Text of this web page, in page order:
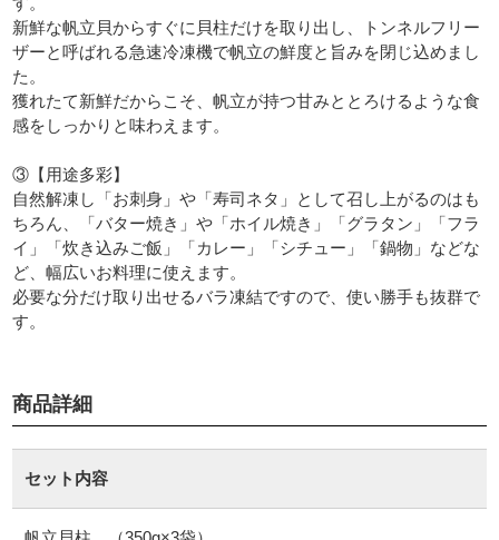
新鮮な帆立貝からすぐに貝柱だけを取り出し、トンネルフリー
ザーと呼ばれる急速冷凍機で帆立の鮮度と旨みを閉じ込めまし
た。
獲れたて新鮮だからこそ、帆立が持つ甘みととろけるような食
感をしっかりと味わえます。
③【用途多彩】
自然解凍し「お刺身」や「寿司ネタ」として召し上がるのはも
ちろん、「バター焼き」や「ホイル焼き」「グラタン」「フラ
イ」「炊き込みご飯」「カレー」「シチュー」「鍋物」などな
ど、幅広いお料理に使えます。
必要な分だけ取り出せるバラ凍結ですので、使い勝手も抜群で
す。
商品詳細
セット内容